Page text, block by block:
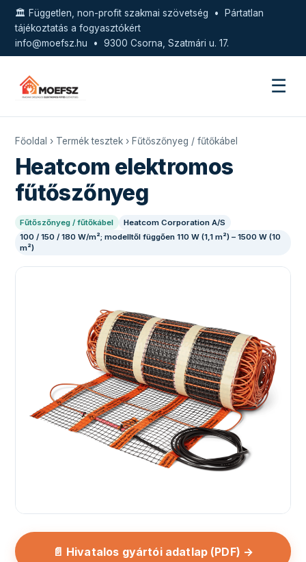
🏛️ Független, non-profit szakmai szövetség • Pártatlan
tájékoztatás a fogyasztókért
info@moefsz.hu • 9300 Csorna, Szatmári u. 17.
☰
Főoldal › Termék tesztek › Fűtőszőnyeg / fűtőkábel
Heatcom elektromos
fűtőszőnyeg
Fűtőszőnyeg / fűtőkábel
Heatcom Corporation A/S
100 / 150 / 180 W/m²; modelltől függően 110 W (1,1 m²) – 1500 W (10
m²)
📄 Hivatalos gyártói adatlap (PDF) →